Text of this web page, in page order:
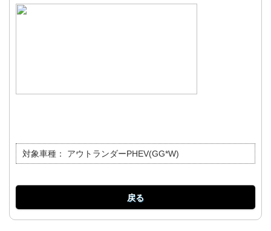
対象車種： アウトランダーPHEV(GG*W)
戻る